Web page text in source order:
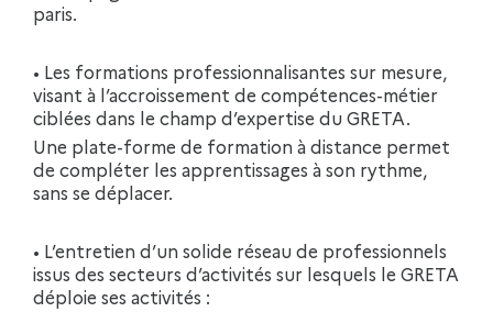
paris.
• Les formations professionnalisantes sur mesure,
visant à l’accroissement de compétences-métier
ciblées dans le champ d’expertise du GRETA.
Une plate-forme de formation à distance permet
de compléter les apprentissages à son rythme,
sans se déplacer.
• L’entretien d’un solide réseau de professionnels
issus des secteurs d’activités sur lesquels le GRETA
déploie ses activités :